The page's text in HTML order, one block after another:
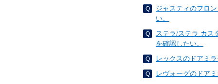
ジャスティのフロ
い。
ステラ/ステラ カス
を確認したい。
レックスのドアミ
レヴォーグのドア